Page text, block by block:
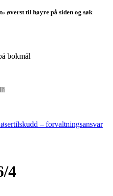
øverst til høyre på siden og søk
bokmål
– forvaltningsansvar
4